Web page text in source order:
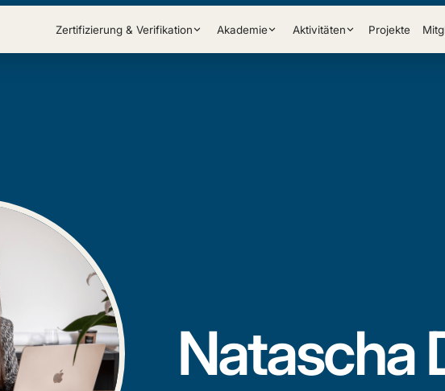
Zertifizierung & Verifikation Akademie Aktivitäten Projekte
Natascha